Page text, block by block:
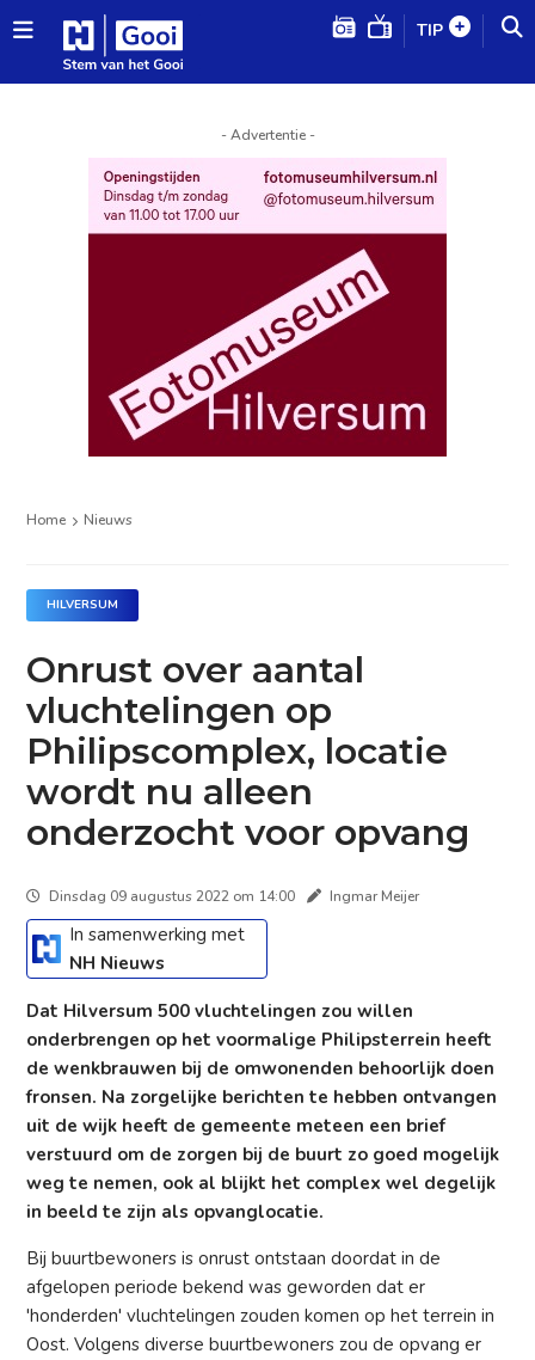
TIP
- Advertentie -
Home Nieuws
HILVERSUM
Onrust over aantal
vluchtelingen op
Philipscomplex, locatie
wordt nu alleen
onderzocht voor opvang
Dinsdag 09 augustus 2022 om 14:00 Ingmar Meijer
In samenwerking met
NH Nieuws
Dat Hilversum 500 vluchtelingen zou willen
onderbrengen op het voormalige Philipsterrein heeft
de wenkbrauwen bij de omwonenden behoorlijk doen
fronsen. Na zorgelijke berichten te hebben ontvangen
uit de wijk heeft de gemeente meteen een brief
verstuurd om de zorgen bij de buurt zo goed mogelijk
weg te nemen, ook al blijkt het complex wel degelijk
in beeld te zijn als opvanglocatie.
Bij buurtbewoners is onrust ontstaan doordat in de
afgelopen periode bekend was geworden dat er
'honderden' vluchtelingen zouden komen op het terrein in
Oost. Volgens diverse buurtbewoners zou de opvang er